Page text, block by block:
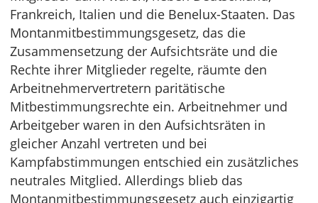
Frankreich, Italien und die Benelux-Staaten. Das
Montanmitbestimmungsgesetz, das die
Zusammensetzung der Aufsichtsräte und die
Rechte ihrer Mitglieder regelte, räumte den
Arbeitnehmervertretern paritätische
Mitbestimmungsrechte ein. Arbeitnehmer und
Arbeitgeber waren in den Aufsichtsräten in
gleicher Anzahl vertreten und bei
Kampfabstimmungen entschied ein zusätzliches
neutrales Mitglied. Allerdings blieb das
Montanmitbestimmungsgesetz auch einzigartig